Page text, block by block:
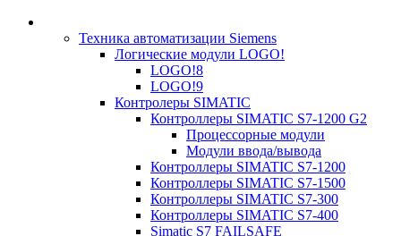
Техника автоматизации Siemens
Логические модули LOGO!
LOGO!8
LOGO!9
Контролеры SIMATIC
Контроллеры SIMATIC S7-1200 G2
Процессорные модули
Модули ввода/вывода
Контроллеры SIMATIC S7-1200
Контроллеры SIMATIC S7-1500
Контроллеры SIMATIC S7-300
Контроллеры SIMATIC S7-400
Simatic S7 FAILSAFE